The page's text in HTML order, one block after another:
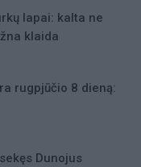
lapai: kalta ne
klaida
rugpjūčio 8 dieną:
Dunojus